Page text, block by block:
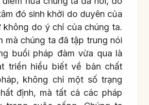
đó sinh khởi do duyên của
không do ý chí của chúng ta.
mà chúng ta đã tập trung nói
buổi pháp đàm vừa qua là
triển hiểu biết về bản chất
không chỉ một số trạng
định, mà tất cả các pháp